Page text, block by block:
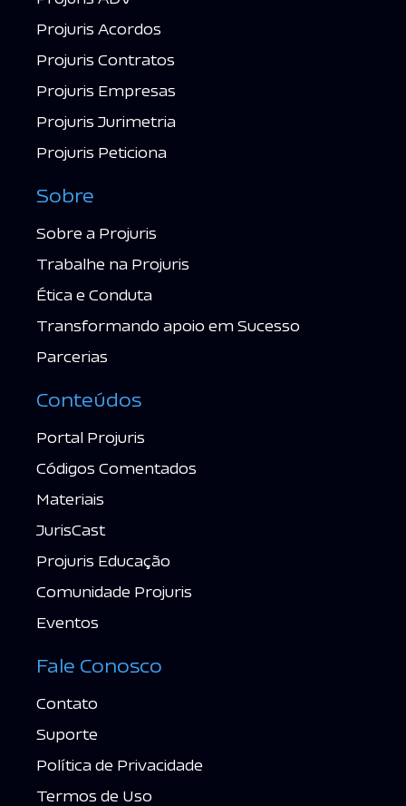
Projuris Acordos
Projuris Contratos
Projuris Empresas
Projuris Jurimetria
Projuris Peticiona
Sobre
Sobre a Projuris
Trabalhe na Projuris
Ética e Conduta
Transformando apoio em Sucesso
Parcerias
Conteúdos
Portal Projuris
Códigos Comentados
Materiais
JurisCast
Projuris Educação
Comunidade Projuris
Eventos
Fale Conosco
Contato
Suporte
Política de Privacidade
Termos de Uso